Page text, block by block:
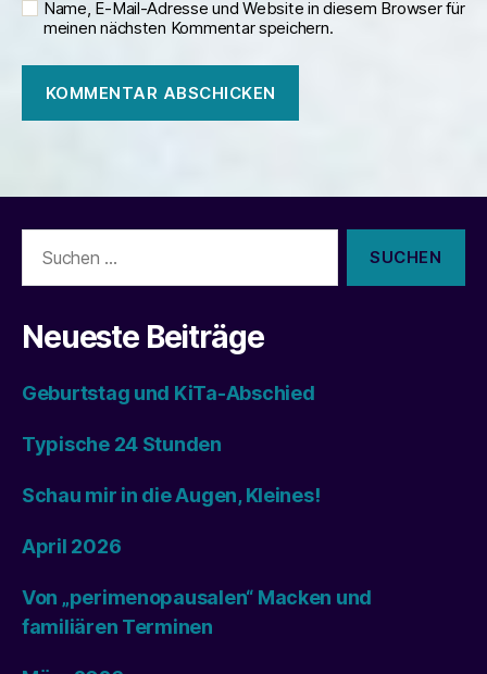
Name, E-Mail-Adresse und Website in diesem Browser für
meinen nächsten Kommentar speichern.
nach:
Neueste Beiträge
Geburtstag und KiTa-Abschied
Typische 24 Stunden
Schau mir in die Augen, Kleines!
April 2026
Von „perimenopausalen“ Macken und
familiären Terminen